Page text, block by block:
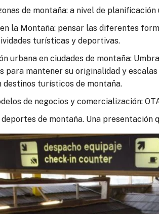
de montaña: a nivel de
la Montaña: pensar las diferentes
turísticas y deportivas.
urbana en ciudades de montaña:
para mantener su originalidad y
destinos turísticos de montaña.
de negocios y comercialización:
de montaña. Una presentación